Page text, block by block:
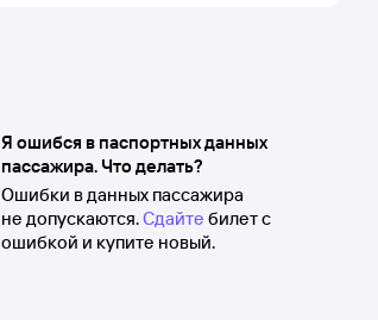
Я ошибся в паспортных данных
пассажира. Что делать?
Ошибки в данных пассажира
не допускаются.Сдайте билет с
ошибкой и купите новый.